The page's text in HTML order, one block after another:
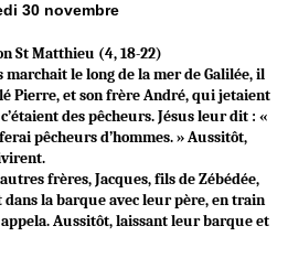
30 novembre
St Matthieu (4, 18-22)
marchait le long de la mer de Galilée, il
Pierre, et son frère André, qui jetaient
des pêcheurs. Jésus leur dit : «
pêcheurs d’hommes. » Aussitôt,
frères, Jacques, fils de Zébédée,
la barque avec leur père, en train
Aussitôt, laissant leur barque et